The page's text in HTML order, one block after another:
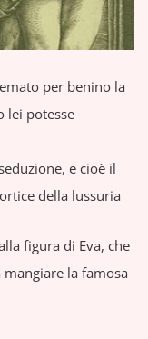
per benino la
lei potesse
e cioè il
della lussuria
figura di Eva, che
la famosa